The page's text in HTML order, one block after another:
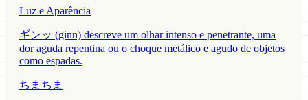
Luz e Aparência
ギンッ (ginn) descreve um olhar intenso e penetrante, uma
dor aguda repentina ou o choque metálico e agudo de objetos
como espadas.
ちまちま